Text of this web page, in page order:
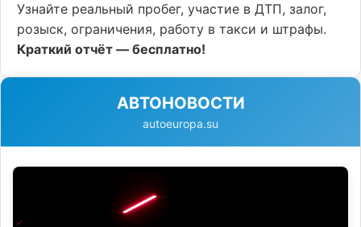
Узнайте реальный пробег, участие в ДТП, залог,
розыск, ограничения, работу в такси и штрафы.
Краткий отчёт — бесплатно!
АВТОНОВОСТИ
autoeuropa.su